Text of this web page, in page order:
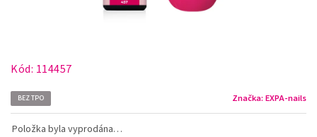
Kód: 114457
BEZ TPO Značka: EXPA-nails
Položka byla vyprodána…